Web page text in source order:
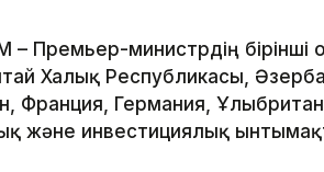
– Премьер-министрдің
Халық Республикасы,
Франция, Германия,
және инвестициялық